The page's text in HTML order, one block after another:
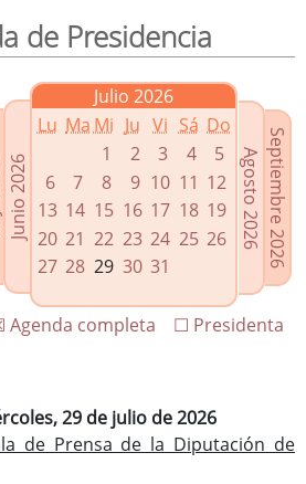
relacionados
de gobierno
de Presidencia
Junio 2026
Julio 2026
Lu Ma Mi Ju Vi Sá Do
1
2 3 4
5
6
7 8 9 10 11 12
13 14 15 16 17 18 19
20 21 22 23 24 25 26
27 28 29 30 31 Septiembre 2026
Agosto 2026
☐ Presidenta
Agenda completa
29 de julio de 2026
de Prensa de la Diputación de